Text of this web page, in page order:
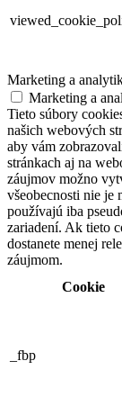
Marketing a
Marketing a
Tieto súbory
našich webových
aby vám
stránkach aj na
záujmov možno
všeobecnosti nie je
používajú iba
zariadení. Ak tieto
dostanete menej
záujmom.
Cookie
_fbp